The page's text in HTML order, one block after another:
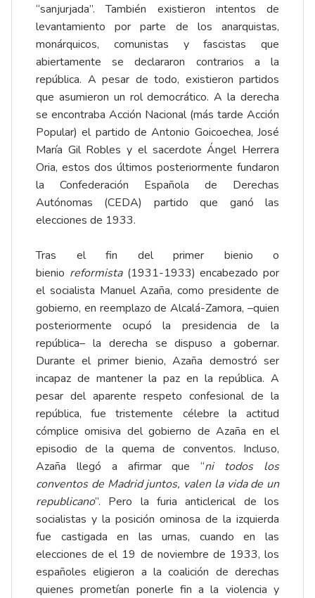
“sanjurjada”. También existieron intentos de
levantamiento por parte de los anarquistas,
monárquicos, comunistas y fascistas que
abiertamente se declararon contrarios a la
república. A pesar de todo, existieron partidos
que asumieron un rol democrático. A la derecha
se encontraba Acción Nacional (más tarde Acción
Popular) el partido de Antonio Goicoechea, José
María Gil Robles y el sacerdote Ángel Herrera
Oria, estos dos últimos posteriormente fundaron
la Confederación Española de Derechas
Autónomas (CEDA) partido que ganó las
elecciones de 1933.
Tras el fin del primer bienio o
bienio reformista (1931-1933) encabezado por
el socialista Manuel Azaña, como presidente de
gobierno, en reemplazo de Alcalá-Zamora, –quien
posteriormente ocupó la presidencia de la
república– la derecha se dispuso a gobernar.
Durante el primer bienio, Azaña demostró ser
incapaz de mantener la paz en la república. A
pesar del aparente respeto confesional de la
república, fue tristemente célebre la actitud
cómplice omisiva del gobierno de Azaña en el
episodio de la quema de conventos. Incluso,
Azaña llegó a afirmar que “ni todos los
conventos de Madrid juntos, valen la vida de un
republicano”. Pero la furia anticlerical de los
socialistas y la posición ominosa de la izquierda
fue castigada en las urnas, cuando en las
elecciones de el 19 de noviembre de 1933, los
españoles eligieron a la coalición de derechas
quienes prometían ponerle fin a la violencia y